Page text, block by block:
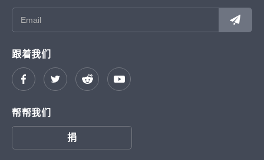
跟着我们
帮帮我们
捐